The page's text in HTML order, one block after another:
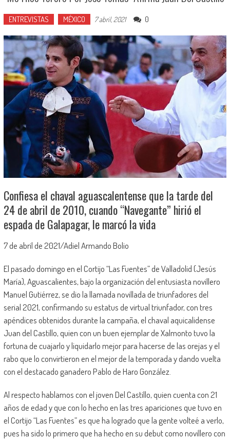
ENTREVISTAS MÉXICO 7 abril, 2021 0
Confiesa el chaval aguascalentense que la tarde del
24 de abril de 2010, cuando “Navegante” hirió el
espada de Galapagar, le marcó la vida
7 de abril de 2021/Adiel Armando Bolio
El pasado domingo en el Cortijo “Las Fuentes” de Valladolid (Jesús
María), Aguascalientes, bajo la organización del entusiasta novillero
Manuel Gutiérrez, se dio la llamada novillada de triunfadores del
serial 2021, confirmando su estatus de virtual triunfador, con tres
apéndices obtenidos durante la campaña, el chaval aquicalidense
Juan del Castillo, quien con un buen ejemplar de Xalmonto tuvo la
fortuna de cuajarlo y liquidarlo mejor para hacerse de las orejas y el
rabo que lo convirtieron en el mejor de la temporada y dando vuelta
con el destacado ganadero Pablo de Haro González.
Al respecto hablamos con el joven Del Castillo, quien cuenta con 21
años de edad y que con lo hecho en las tres apariciones que tuvo en
el Cortijo “Las Fuentes” es que ha logrado que la gente volteé a verlo,
pues ha sido lo primero que ha hecho en su debut como novillero con